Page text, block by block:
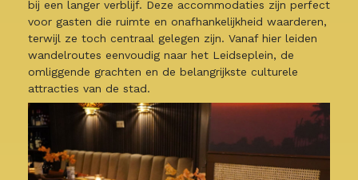
bij een langer verblijf. Deze accommodaties zijn perfect
voor gasten die ruimte en onafhankelijkheid waarderen,
terwijl ze toch centraal gelegen zijn. Vanaf hier leiden
wandelroutes eenvoudig naar het Leidseplein, de
omliggende grachten en de belangrijkste culturele
attracties van de stad.